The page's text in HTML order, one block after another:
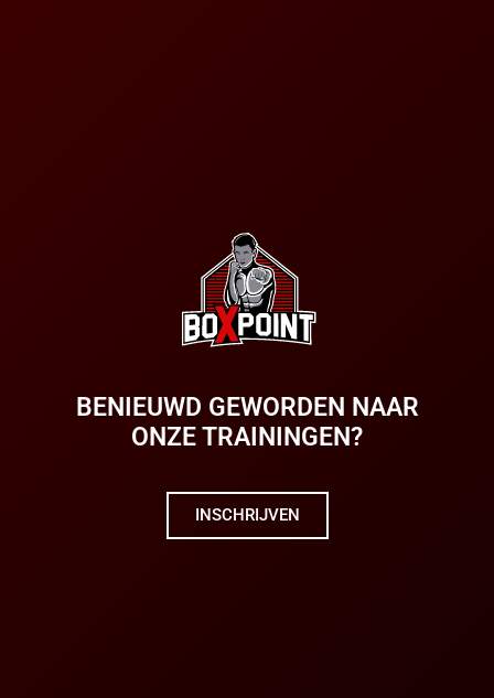
BENIEUWD GEWORDEN NAAR
ONZE TRAININGEN?
INSCHRIJVEN